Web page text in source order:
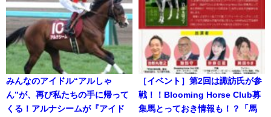
みんなのアイドル“アルしゃ
ん”が、再び私たちの手に帰って
くる！アルナシームが『アイド
［イベント］第2回は諏訪氏が参
戦！！Blooming Horse Club募
集馬とっておき情報も！？「馬